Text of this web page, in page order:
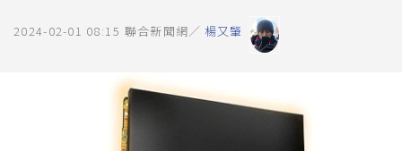
2024-02-01 08:15 聯合新聞網／ 楊又肇